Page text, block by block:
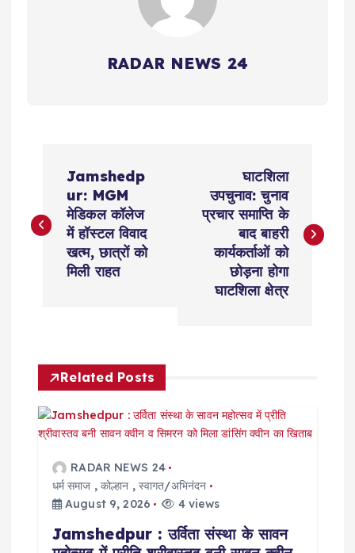
RADAR NEWS 24
s
a
v
Jamshedp
ur: MGM
मेडिकल कॉलेज
में हॉस्टल विवाद
खत्म, छात्रों को
मिली राहत
घाटशिला
उपचुनाव: चुनाव
प्रचार समाप्ति के
बाद बाहरी
कार्यकर्ताओं को
छोड़ना होगा
घाटशिला क्षेत्र
Related Posts
RADAR NEWS 24
धर्म समाज ,कोल्हान , स्वागत/अभिनंदन
August 9, 2026
4 views
Jamshedpur : उर्विता संस्था के सावन